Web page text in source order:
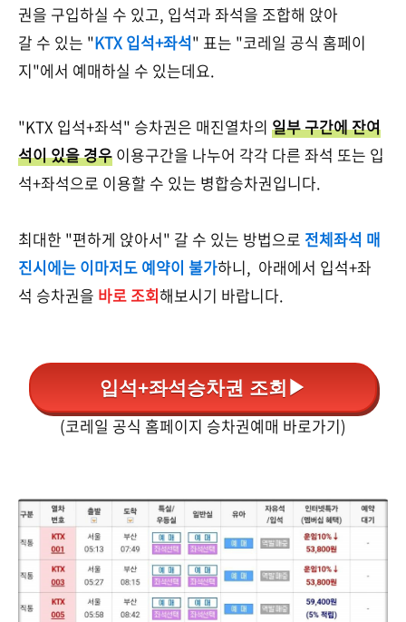
권을 구입하실 수 있고, 입석과 좌석을 조합해 앉아
갈 수 있는 "KTX 입석+좌석" 표는 "코레일 공식 홈페이
지"에서 예매하실 수 있는데요.
"KTX 입석+좌석" 승차권은 매진열차의 일부 구간에 잔여
석이 있을 경우 이용구간을 나누어 각각 다른 좌석 또는 입
석+좌석으로 이용할 수 있는 병합승차권입니다.
최대한 "편하게 앉아서" 갈 수 있는 방법으로 전체좌석 매
진시에는 이마저도 예약이 불가하니, 아래에서 입석+좌
석 승차권을 바로 조회해보시기 바랍니다.
입석+좌석승차권 조회▶
(코레일 공식 홈페이지 승차권예매 바로가기)